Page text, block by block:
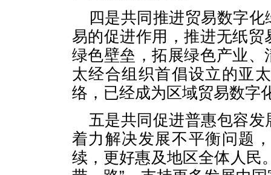
四是共同推进贸易数字
易的促进作用，推进无纸
绿色壁垒，拓展绿色产业
太经合组织首倡设立的亚
络，已经成为区域贸易数字
五是共同促进普惠包容
着力解决发展不平衡问题
续，更好惠及地区全体人民